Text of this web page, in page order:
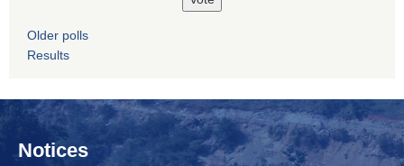
Older polls
Results
Notices